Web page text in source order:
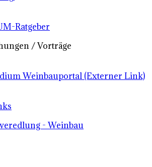
Ratgeber
/ Vorträge
Weinbauportal (Externer Link)
- Weinbau